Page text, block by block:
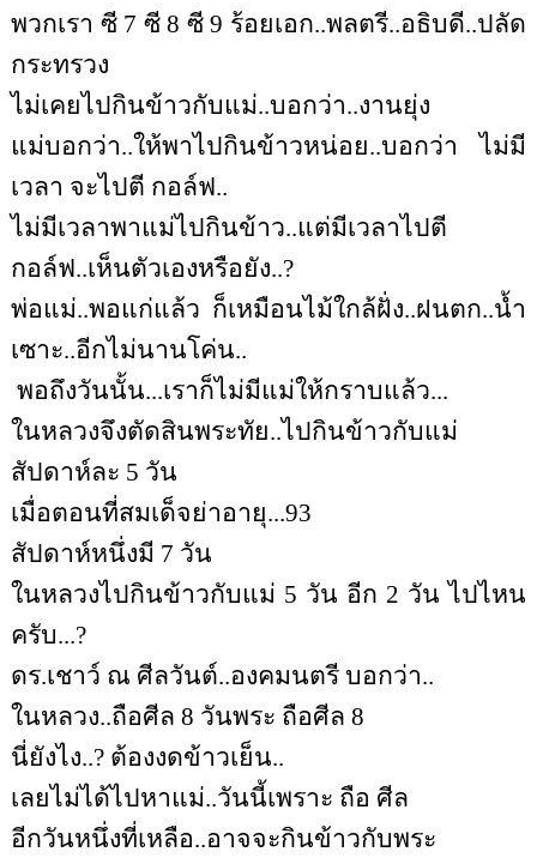
พวกเรา ซี 7 ซี 8 ซี 9 ร้อยเอก..พลตรี..อธิบดี..ปลัด
กระทรวง
ไม่เคยไปกินข้าวกับแม่..บอกว่า..งานยุ่ง
แม่บอกว่า..ให้พาไปกินข้าวหน่อย..บอกว่า ไม่มี
เวลา จะไปตี กอล์ฟ..
ไม่มีเวลาพาแม่ไปกินข้าว..แต่มีเวลาไปตี
กอล์ฟ..เห็นตัวเองหรือยัง..?
พ่อแม่..พอแก่แล้ว ก็เหมือนไม้ใกล้ฝั่ง..ฝนตก..น้ำ
เซาะ..อีกไม่นานโค่น..
พอถึงวันนั้น...เราก็ไม่มีแม่ให้กราบแล้ว...
ในหลวงจึงตัดสินพระทัย..ไปกินข้าวกับแม่
สัปดาห์ละ 5 วัน
เมื่อตอนที่สมเด็จย่าอายุ...93
สัปดาห์หนึ่งมี 7 วัน
ในหลวงไปกินข้าวกับแม่ 5 วัน อีก 2 วัน ไปไหน
ครับ...?
ดร.เชาว์ ณ ศีลวันต์..องคมนตรี บอกว่า..
ในหลวง..ถือศีล 8 วันพระ ถือศีล 8
นี่ยังไง..? ต้องงดข้าวเย็น..
เลยไม่ได้ไปหาแม่..วันนี้เพราะ ถือ ศีล
อีกวันหนึ่งที่เหลือ..อาจจะกินข้าวกับพระ